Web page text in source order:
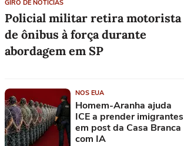
GIRO DE NOTÍCIAS
Policial militar retira motorista
de ônibus à força durante
abordagem em SP
Saiba quem são as duas únicas mulheres
na disputa pela Presidência
Adolescente tailandês mata sete pessoas
em ataque em casa e na escola
NOS EUA
Homem-Aranha ajuda
ICE a prender imigrantes
em post da Casa Branca
com IA